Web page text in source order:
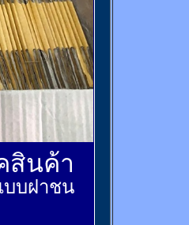
สินค้า
บบฝาชน